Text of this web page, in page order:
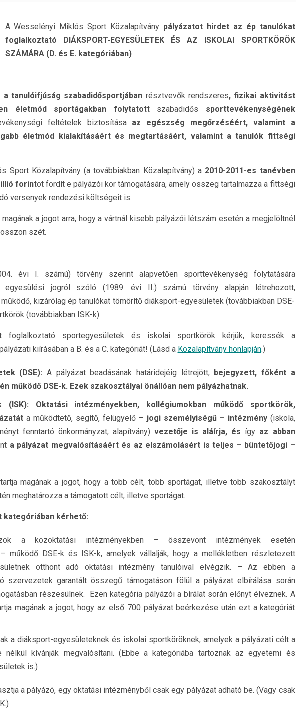
A Wesselényi Miklós Sport Közalapítvány pályázatot hirdet az ép tanulókat
foglalkoztató DIÁKSPORT-EGYESÜLETEK ÉS AZ ISKOLAI SPORTKÖRÖK
SZÁMÁRA (D. és E. kategóriában)
tanulóifjúság szabadidősportjában résztvevők rendszeres, fizikai aktivitást
életmód sportágakban folytatott szabadidős sporttevékenységének
feltételek biztosításaaz egészség megőrzéséért, valamint a
életmód kialakításáért és megtartásáért, valamint a tanulók fittségi
Sport Közalapítvány (a továbbiakban Közalapítvány) a 2010-2011-es tanévben
forintot fordít e pályázói kör támogatására, amely összeg tartalmazza a fittségi
versenyek rendezési költségeit is.
a jogot arra, hogy a vártnál kisebb pályázói létszám esetén a megjelöltnél
szét.
évi I. számú) törvény szerint alapvetően sporttevékenység folytatására
jogról szóló (1989. évi II.) számú törvény alapján létrehozott,
kizárólag ép tanulókat tömörítő diáksport-egyesületek (továbbiakban DSE-
(továbbiakban ISK-k).
foglalkoztató sportegyesületek és iskolai sportkörök kérjük, keressék a
kiírásában a B. és a C. kategóriát! (Lásd a Közalapítvány honlapján.)
(DSE): A pályázat beadásának határidejéig létrejött, bejegyzett, főként a
működő DSE-k. Ezek szakosztályai önállóan nem pályázhatnak.
(ISK): Oktatási intézményekben, kollégiumokban működő sportkörök,
a működtető, segítő, felügyelő – jogi személyiségű – intézmény (iskola,
fenntartó önkormányzat, alapítvány) vezetője is aláírja, és így az abban
a pályázat megvalósításáért és az elszámolásért is teljes – büntetőjogi –
magának a jogot, hogy a több célt, több sportágat, illetve több szakosztályt
meghatározza a támogatott célt, illetve sportágat.
kérhető:
a közoktatási intézményekben – összevont intézmények esetén
működő DSE-k és ISK-k, amelyek vállalják, hogy a mellékletben részletezett
otthont adó oktatási intézmény tanulóival elvégzik. – Az ebben a
szervezetek garantált összegű támogatáson fölül a pályázat elbírálása során
részesülnek. Ezen kategória pályázói a bírálat során előnyt élveznek. A
magának a jogot, hogy az első 700 pályázat beérkezése után ezt a kategóriát
a diáksport-egyesületeknek és iskolai sportköröknek, amelyek a pályázati célt a
nélkül kívánják megvalósítani. (Ebbe a kategóriába tartoznak az egyetemi és
is.)
a pályázó, egy oktatási intézményből csak egy pályázat adható be. (Vagy csak